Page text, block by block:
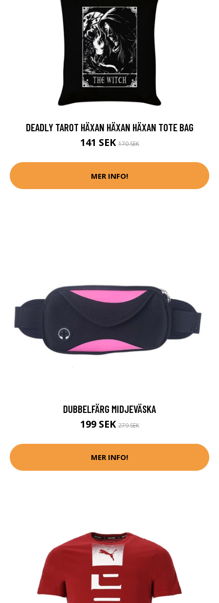
DEADLY TAROT HÄXAN HÄXAN HÄXAN TOTE BAG
141 SEK170 SEK
MER INFO!
DUBBELFÄRG MIDJEVÄSKA
199 SEK279 SEK
MER INFO!